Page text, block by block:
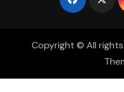
Copyright © All